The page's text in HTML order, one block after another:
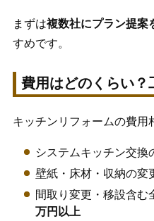
まずは複数社にプラン提案
すめです。
費用はどのくらい？
キッチンリフォームの費用
システムキッチン交換
壁紙・床材・収納の変
間取り変更・移設含む
万円以上